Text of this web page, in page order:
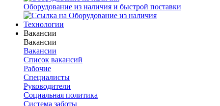
Оборудование из наличия и быстрой поставки
Технологии
Вакансии
Вакансии
Вакансии
Список вакансий
Рабочие
Специалисты
Руководители
Cоциальная политика
Система заботы